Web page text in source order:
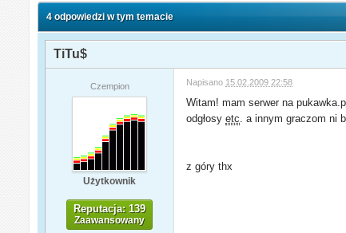
4 odpowiedzi w tym temacie
TiTu$
Czempion
Użytkownik
Reputacja: 139
Zaawansowany
Napisano 15.02.2009 22:58
Witam! mam serwer na
odgłosyetc . a innym graczom ni
z góry thx